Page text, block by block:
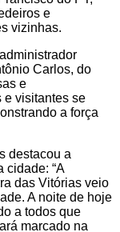
e
vizinhas.
Carlos, do
e
e visitantes se
a força
destacou a
cidade: “A
das Vitórias veio
A noite de hoje
a todos que
marcado na